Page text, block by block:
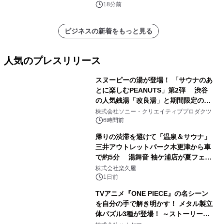
18分前
ビジネスの新着をもっと見る
人気のプレスリリース
スヌーピーの湯が登場！ 「サウナのあ
とに楽しむPEANUTS」第2弾 渋谷
の人気銭湯「改良湯」と期間限定のコ
ラボレーション サウナイキタイコラ
ボグッズも発売決定！
株式会社ソニー・クリエイティブプロダクツ
6時間前
帰りの渋滞を避けて「温泉＆サウナ」
三井アウトレットパーク木更津から車
で約5分 湯舞音 袖ケ浦店が夏フェア
メニューを提供
株式会社楽久屋
1日前
TVアニメ『ONE PIECE』の名シーン
を自分の手で解き明かす！ メタル製立
体パズル3種が登場！ ～ストーリーと